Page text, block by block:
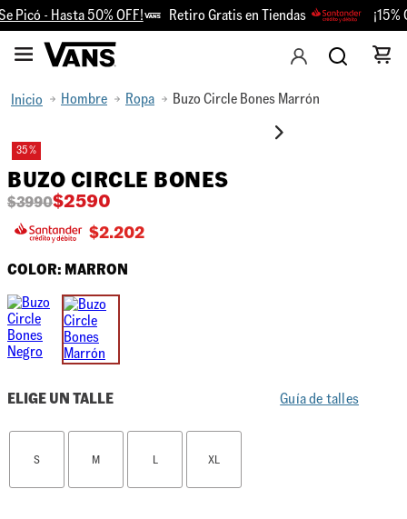
Picó - Hasta 50% OFF! Retiro Gratis en Tiendas ¡15%
Hombre Ropa Buzo Circle Bones Marrón
35 %
BUZO CIRCLE BONES
$2590
$3990
$2.202
COLOR: MARRON
ELIGE UN TALLE Guía de talles
L
M
S XL